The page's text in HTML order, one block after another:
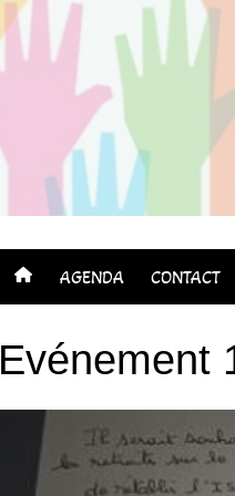
AGENDA CONTACT
Evénement